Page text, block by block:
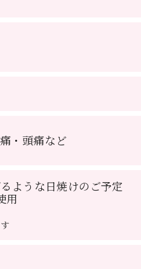
・頭痛など
ような日焼けのご予定
用